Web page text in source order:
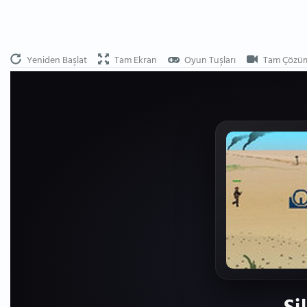
Yeniden Başlat Tam Ekran Oyun Tuşları Tam